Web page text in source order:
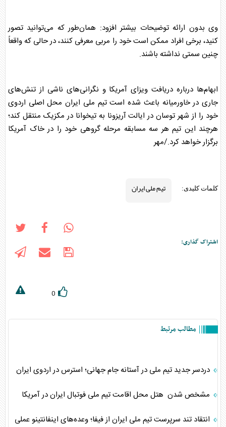
وی بدون ارائه توضیحات بیشتر افزود: همان‌طور که می‌توانید تصور
کنید، برخی افراد ممکن است خود را مربی معرفی کنند، در حالی که واقعاً
چنین سمتی نداشته باشند.
ابهام‌ها درباره دریافت ویزای آمریکا و نگرانی‌های ناشی از تنش‌های
جاری در خاورمیانه باعث شده استتیم ملی ایرانمحل اصلی اردوی
خود را از شهر توسان در ایالت آریزونا به تیخوانا در مکزیک منتقل کند؛
هرچند این تیم هر سه مسابقه مرحله گروهی خود را در خاک آمریکا
برگزار خواهد کرد./مهر
کلمات کلیدی: تیم ملی ایران
اشتراک گذاری:
0
مطالب مرتبط
دردسر جدید تیم ملی در آستانه جام جهانی؛ استرس در اردوی ایران
مشخص شدن هتل محل اقامت تیم ملی فوتبال ایران در آمریکا
انتقاد تند سرپرست تیم ملی ایران از فیفا؛ وعده‌های اینفانتینو عملی